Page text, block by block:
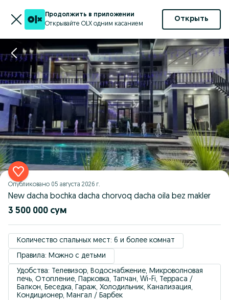
Продолжить в приложении
Открывайте OLX одним касанием
Открыть
Опубликовано 05 августа 2026 г.
New dacha bochka dacha chorvoq dacha oila bez makler
3 500 000 сум
Количество спальных мест: 6 и более комнат
Правила: Можно с детьми
Удобствa: Телевизор, Водоснабжение, Микроволновая
печь, Отопление, Парковка, Тапчан, Wi-Fi, Терраса /
Балкон, Беседка, Гараж, Холодильник, Канализация,
Кондиционер, Мангал / Барбек